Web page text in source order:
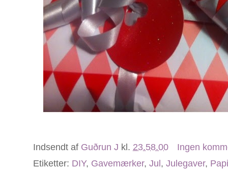
Indsendt af Guðrun J kl. 23.58.00
Ingen
Etiketter: DIY, Gavemærker, Jul, Julegaver,